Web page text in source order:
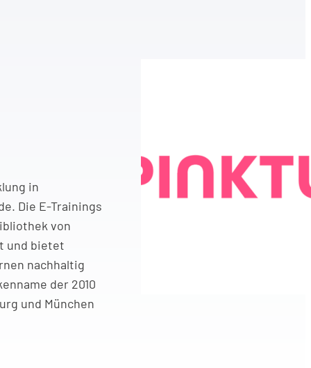
in
Die E-Trainings
von
und bietet
nachhaltig
der 2010
und München